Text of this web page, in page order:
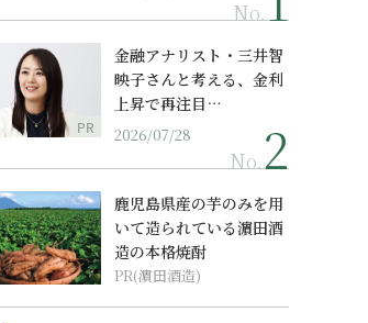
No.
PR
金融アナリスト・三井智
映子さんと考える、金利
上昇で再注目…
2026/07/28
No.
鹿児島県産の芋のみを用
いて造られている濵田酒
造の本格焼酎
PR(濵田酒造)